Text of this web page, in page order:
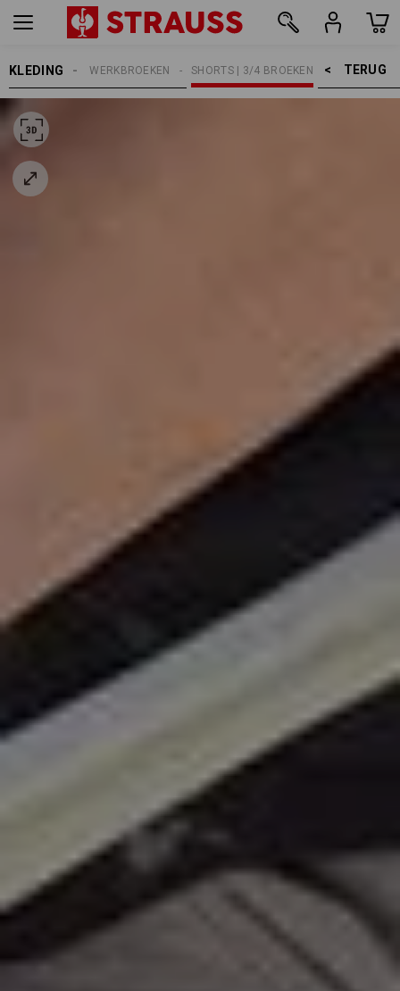
KLEDING TERUG    >
SHORTS | 3/4 BROEKEN
WERKBROEKEN
HEREN